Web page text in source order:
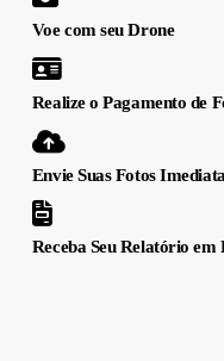
Voe com seu Drone
Realize o Pagamento de
Envie Suas Fotos
Receba Seu Relatório em